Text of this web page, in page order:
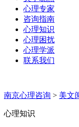
心理专家
咨询指南
心理知识
心理困扰
心理学派
联系我们
南京心理咨询 > 美文
心理知识